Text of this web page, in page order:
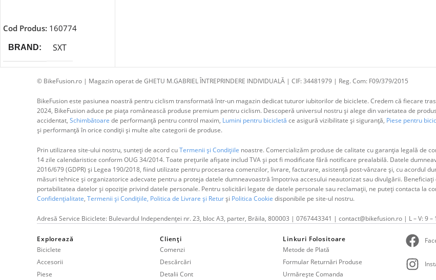
Cod Produs: 160774
BRAND SXT
© BikeFusion.ro | Magazin operat de GHETU M.GABRIEL ÎNTREPRINDERE INDIVIDUALĂ | CIF: 34481979 | Reg. Com: F09/379/2015
BikeFusion este pasiunea noastră pentru ciclism transformată într-un magazin dedicat tuturor iubitorilor de biciclete. Credem că fiecare
2024, BikeFusion aduce pe piața românească produse premium pentru ciclism. Descoperă universul nostru și alege din varietatea de
accidentat, Schimbătoare de performanță pentru control maxim, Lumini pentru bicicletă ce asigură vizibilitate și siguranță, Piese pentru
și performanță în orice condiții și multe alte categorii de produse.
Prin utilizarea site-ului nostru, sunteți de acord cuTermenii și Condițiile noastre. Comercializăm produse de calitate cu garanția legală de
14 zile calendaristice conform OUG 34/2014. Toate prețurile afișate includ TVA și pot fi modificate fără notificare prealabilă. Datele
2016/679 (GDPR) și Legea 190/2018, fiind utilizate pentru procesarea comenzilor, livrare, facturare, asistență post-vânzare și, cu acordul
măsuri tehnice și organizatorice adecvate pentru a proteja datele dumneavoastră împotriva accesului neautorizat sau divulgării.
portabilitatea datelor și opoziție privind datele personale. Pentru solicitări legate de datele personale sau reclamații, ne puteți contacta la
Confidențialitate, Termenii și Condițiile, Politica de Livrare și Returși Politica Cookie disponibile pe site-ul nostru.
Adresă Service Biciclete: Bulevardul Independenței nr. 23, bloc A3, parter, Brăila, 800003 | 0767443341 | contact@bikefusion.ro | L – V: 9 –
Explorează
Biciclete
Accesorii
Piese
Clienți
Comenzi
Descărcări
Detalii Cont
Linkuri Folositoare
Metode de Plată
Formular Returnări Produse
Urmărește Comanda